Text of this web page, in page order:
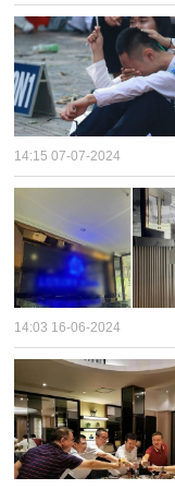
14:15 07-07-2024
14:03 16-06-2024